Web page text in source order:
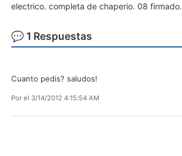
electrico. completa de chaperio. 08 firmado.
💬 1 Respuestas
Cuanto pedis? saludos!
Por el 3/14/2012 4:15:54 AM